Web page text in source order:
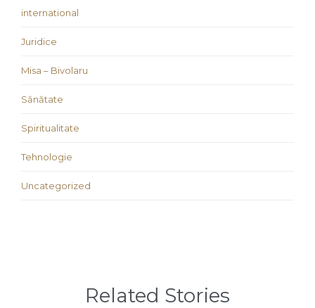
international
Juridice
Misa – Bivolaru
Sănătate
Spiritualitate
Tehnologie
Uncategorized
Related Stories